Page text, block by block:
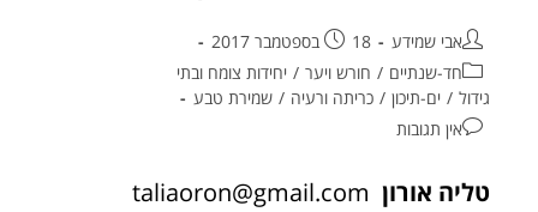
אבי שמידע
18 בספטמבר 2017
חד-שנתיים / חורש ויער / יחידות צומח ובתי
גידול / ים-תיכון / כריתה ורעיה / שמירת טבע
אין תגובות
טליה אורון taliaoron@gmail.com